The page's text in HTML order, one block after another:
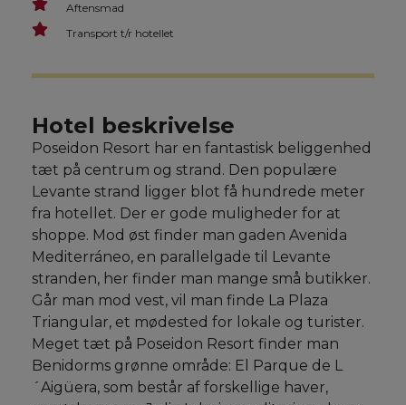
Aftensmad
Transport t/r hotellet
Hotel beskrivelse
Poseidon Resort har en fantastisk beliggenhed
tæt på centrum og strand. Den populære
Levante strand ligger blot få hundrede meter
fra hotellet. Der er gode muligheder for at
shoppe. Mod øst finder man gaden Avenida
Mediterráneo, en parallelgade til Levante
stranden, her finder man mange små butikker.
Går man mod vest, vil man finde La Plaza
Triangular, et mødested for lokale og turister.
Meget tæt på Poseidon Resort finder man
Benidorms grønne område: El Parque de L
´Aigüera, som består af forskellige haver,